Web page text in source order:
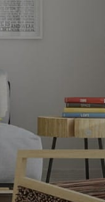
Blog(54)
(2)
Decoration
Design
Design